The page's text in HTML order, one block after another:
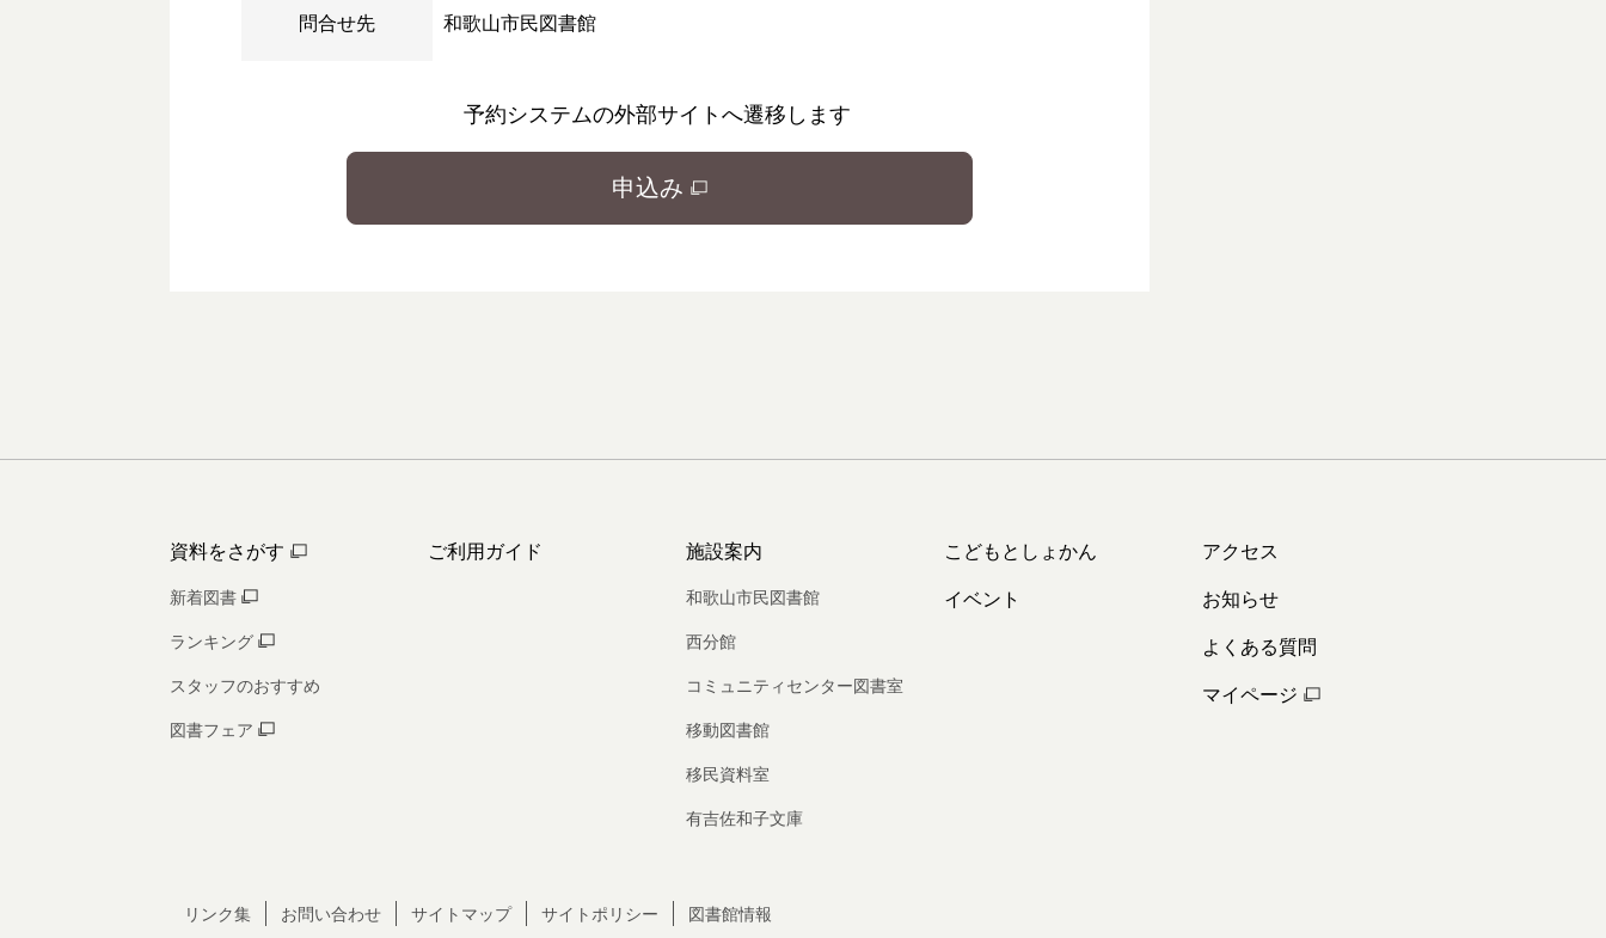
問合せ先 和歌山市民図書館
予約システムの外部サイトへ遷移します
申込み
資料をさがす
新着図書
ランキング
スタッフのおすすめ
図書フェア
ご利用ガイド 施設案内
和歌山市民図書館
西分館
コミュニティセンター図書室
移動図書館
移民資料室
有吉佐和子文庫
こどもとしょかん
イベント
アクセス
お知らせ
よくある質問
マイページ
リンク集 お問い合わせ サイトマップ サイトポリシー 図書館情報